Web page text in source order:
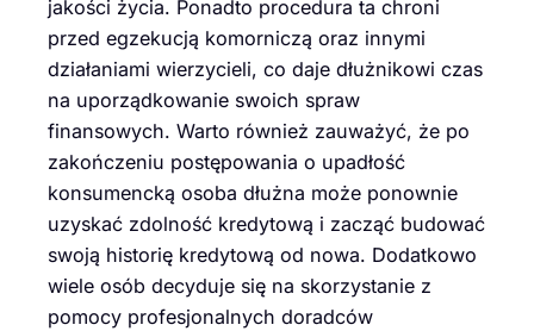
jakości życia. Ponadto procedura ta chroni
przed egzekucją komorniczą oraz innymi
działaniami wierzycieli, co daje dłużnikowi czas
na uporządkowanie swoich spraw
finansowych. Warto również zauważyć, że po
zakończeniu postępowania o upadłość
konsumencką osoba dłużna może ponownie
uzyskać zdolność kredytową i zacząć budować
swoją historię kredytową od nowa. Dodatkowo
wiele osób decyduje się na skorzystanie z
pomocy profesjonalnych doradców